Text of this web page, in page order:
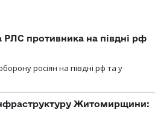
противника на півдні рф
росіян на півдні рф та у
Житомирщини: